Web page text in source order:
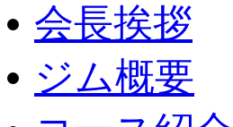
会長挨拶
ジム概要